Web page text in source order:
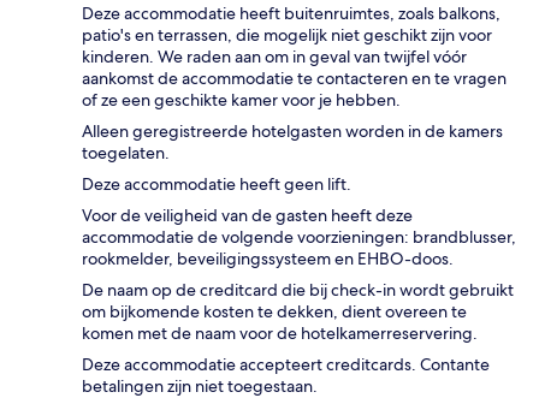
Deze accommodatie heeft buitenruimtes, zoals balkons,
patio's en terrassen, die mogelijk niet geschikt zijn voor
kinderen. We raden aan om in geval van twijfel vóór
aankomst de accommodatie te contacteren en te vragen
of ze een geschikte kamer voor je hebben.
Alleen geregistreerde hotelgasten worden in de kamers
toegelaten.
Deze accommodatie heeft geen lift.
Voor de veiligheid van de gasten heeft deze
accommodatie de volgende voorzieningen: brandblusser,
rookmelder, beveiligingssysteem en EHBO-doos.
De naam op de creditcard die bij check-in wordt gebruikt
om bijkomende kosten te dekken, dient overeen te
komen met de naam voor de hotelkamerreservering.
Deze accommodatie accepteert creditcards. Contante
betalingen zijn niet toegestaan.